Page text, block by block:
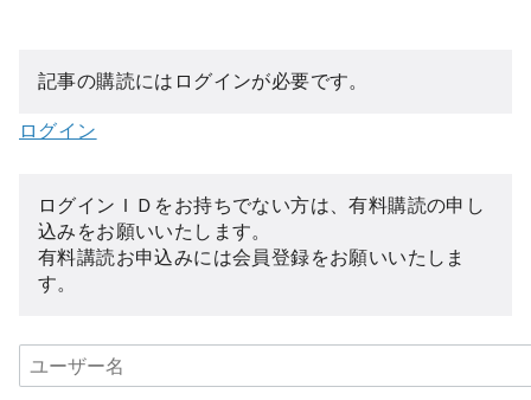
記事の購読にはログインが必要です。
ログイン
ログインＩＤをお持ちでない方は、有料購読の申し
込みをお願いいたします。
有料講読お申込みには会員登録をお願いいたしま
す。